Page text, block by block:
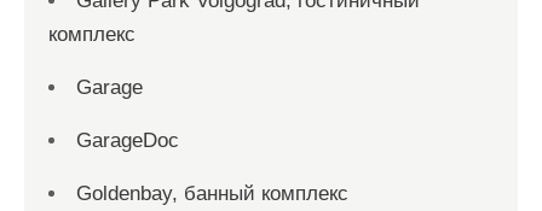
комплекс
Garage
GarageDoc
Goldenbay, банный комплекс